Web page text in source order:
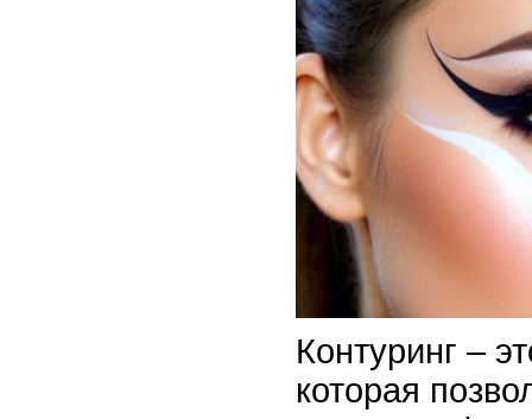
Контуринг –
которая